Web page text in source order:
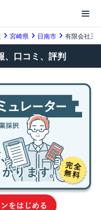
宮崎県 日南市 有限会社三
、口コミ、評判